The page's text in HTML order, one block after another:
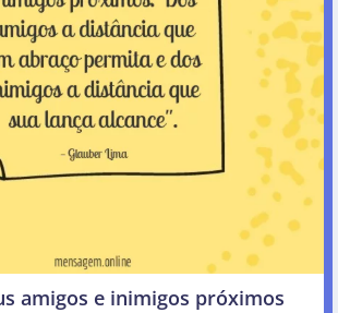
amigos e inimigos próximos